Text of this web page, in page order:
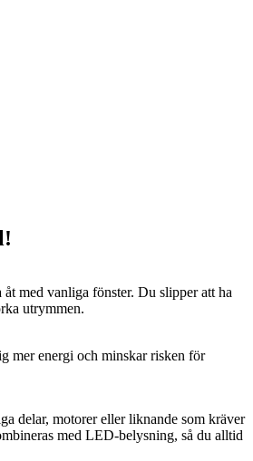
med vanliga fönster. Du slipper att ha
utrymmen.
mer energi och minskar risken för
delar, motorer eller liknande som kräver
med LED-belysning, så du alltid